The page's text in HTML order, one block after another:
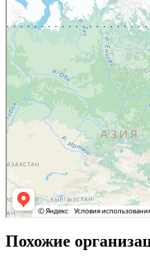
Похожие